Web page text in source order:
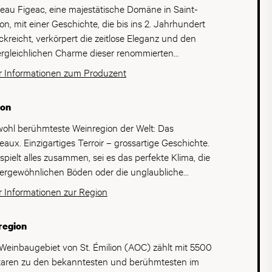
Figeac, eine majestätische Domäne in Saint-
mit einer Geschichte, die bis ins 2. Jahrhundert
verkörpert die zeitlose Eleganz und den
Charme dieser renommierten
Im Jahre 2022 wurde Château Figeac in den
eines Premier Grand Cru Classé A erhoben und
Die Weinberge von Château Figeac erstrecken
40 Hektaren und profitieren von den
Terroir-Bedingungen von Saint-Émilion.
verfügt Figeac über zahlreiche natürliche Vorzüge,
ermöglichen, extreme Wetterbedingungen zu
tief im Untergrund, während die Wälder,
ein kühles Mikroklima schaffen. Der
umfasst typisch für die Region Merlot,
Franc und Cabernet Sauvignon, die Grundlage
Informationen zum Produzent
berühmteste Weinregion der Welt: Das
Einzigartiges Terroir – grossartige Geschichte.
alles zusammen, sei es das perfekte Klima, die
Böden oder die unglaubliche
mit einem enormen Erfahrungs- und
Damit zählt Bordeaux unbestreitbar zu
Klima mit feuchten, milden Wintern,
Frühjahr und trockenen, heissen Sommern
schafft perfekte Voraussetzungen für die
Informationen zur Region
von St. Émilion (AOC) zählt mit 5500
zu den bekanntesten und berühmtesten im